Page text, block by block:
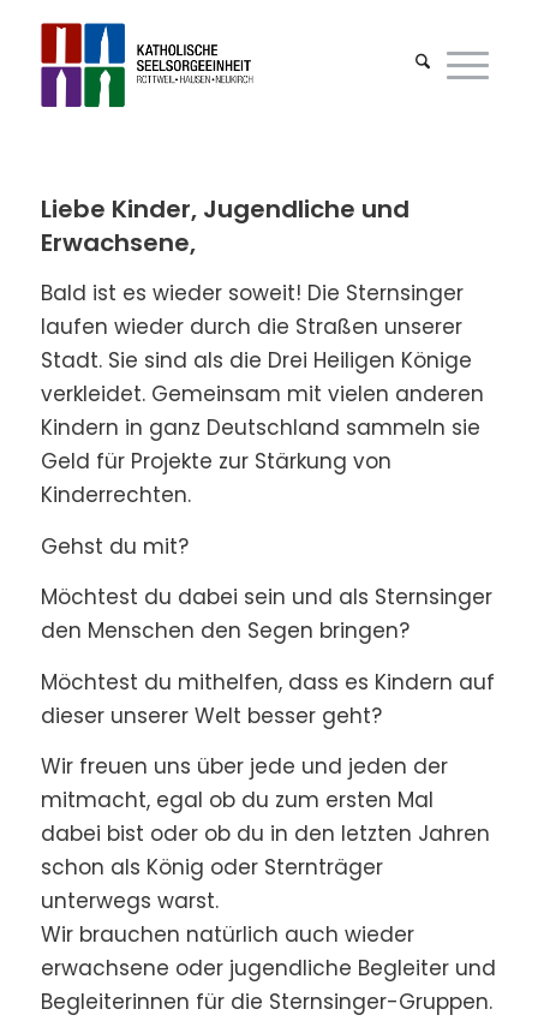
Liebe Kinder, Jugendliche und
Erwachsene,
Bald ist es wieder soweit! Die Sternsinger
laufen wieder durch die Straßen unserer
Stadt. Sie sind als die Drei Heiligen Könige
verkleidet. Gemeinsam mit vielen anderen
Kindern in ganz Deutschland sammeln sie
Geld für Projekte zur Stärkung von
Kinderrechten.
Gehst du mit?
Möchtest du dabei sein und als Sternsinger
den Menschen den Segen bringen?
Möchtest du mithelfen, dass es Kindern auf
dieser unserer Welt besser geht?
Wir freuen uns über jede und jeden der
mitmacht, egal ob du zum ersten Mal
dabei bist oder ob du in den letzten Jahren
schon als König oder Sternträger
unterwegs warst.
Wir brauchen natürlich auch wieder
erwachsene oder jugendliche Begleiter und
Begleiterinnen für die Sternsinger-Gruppen.